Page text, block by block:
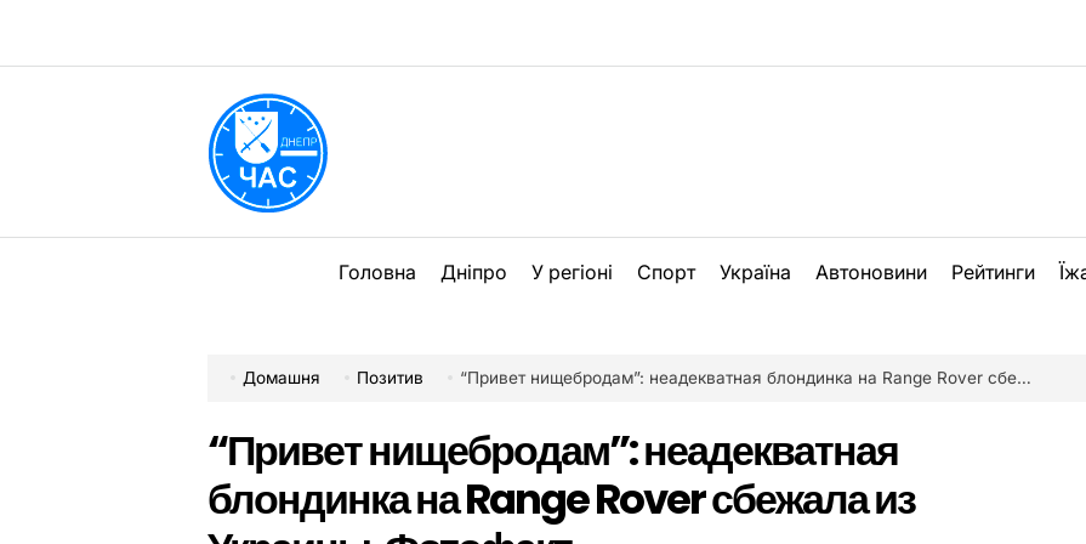
вмісту
Головна Дніпро У регіоні Спорт Україна Автоновини Рейтинги
Домашня Позитив “Привет нищебродам”: неадекватная блондинка на Range Rover сбежала из Украины. Фотофакт
“Привет нищебродам”: неадекватная
блондинка на Range Rover сбежала из